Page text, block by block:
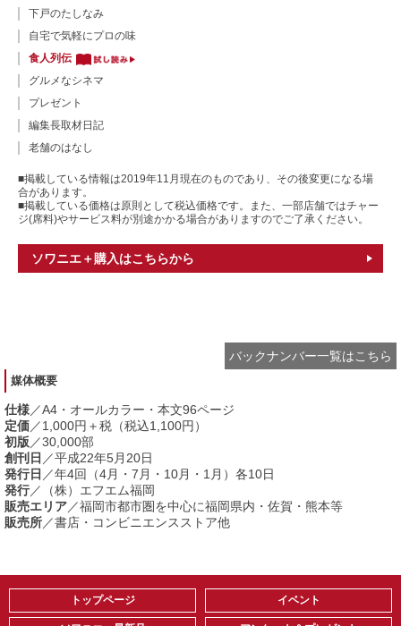
下戸のたしなみ
自宅で気軽にプロの味
食人列伝
グルメなシネマ
プレゼント
編集長取材日記
老舗のはなし
■掲載している情報は2019年11月現在のものであり、その後変更になる場
合があります。
■掲載している価格は原則として税込価格です。また、一部店舗ではチャー
ジ(席料)やサービス料が別途かかる場合がありますのでご了承ください。
ソワニエ＋購入はこちらから
バックナンバー一覧はこちら
媒体概要
仕様／A4・オールカラー・本文96ページ
定価／1,000円＋税（税込1,100円）
初版 ／30,000部
創刊日 ／平成22年5月20日
発行日 ／年4回（4月・7月・10月・1月）各10日
発行／（株）エフエム福岡
販売エリア／福岡市都市圏を中心に福岡県内・佐賀・熊本等
販売所／書店・コンビニエンスストア他
トップページ イベント